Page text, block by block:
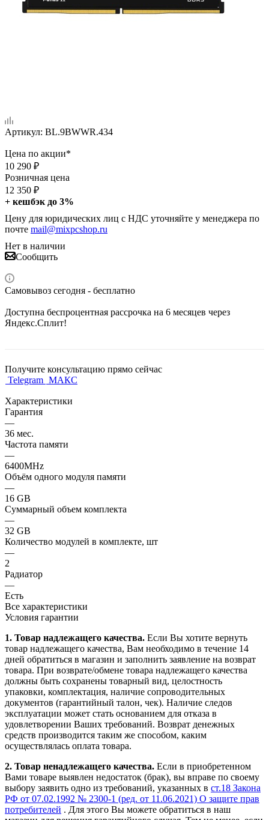
Артикул: BL.9BWWR.434
Цена по акции*
10 290 ₽
Розничная цена
12 350 ₽
+ кешбэк до 3%
Цену для юридических лиц с НДС уточняйте у менеджера по
почте mail@mixpcshop.ru
Нет в наличии
Сообщить
Самовывоз сегодня - бесплатно
Доступна беспроцентная рассрочка на 6 месяцев через
Яндекс.Сплит!
Получите консультацию прямо сейчас
Telegram МАКС
Характеристики
Гарантия
—
36 мес.
Частота памяти
—
6400MHz
Объём одного модуля памяти
—
16 GB
Суммарный объем комплекта
—
32 GB
Количество модулей в комплекте, шт
—
2
Радиатор
—
Есть
Все характеристики
Условия гарантии
1. Товар надлежащего качества. Если Вы хотите вернуть
товар надлежащего качества, Вам необходимо в течение 14
дней обратиться в магазин и заполнить заявление на возврат
товара. При возврате/обмене товара надлежащего качества
должны быть сохранены товарный вид, целостность
упаковки, комплектация, наличие сопроводительных
документов (гарантийный талон, чек). Наличие следов
эксплуатации может стать основанием для отказа в
удовлетворении Ваших требований. Возврат денежных
средств производится таким же способом, каким
осуществлялась оплата товара.
2. Товар ненадлежащего качества. Если в приобретенном
Вами товаре выявлен недостаток (брак), вы вправе по своему
выбору заявить одно из требований, указанных в ст.18 Закона
РФ от 07.02.1992 № 2300-1 (ред. от 11.06.2021) О защите прав
потребителей . Для этого Вы можете обратиться в наш